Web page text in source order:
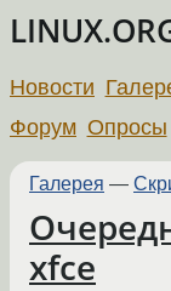
Новости
Форум Опросы
Галерея —
xfce